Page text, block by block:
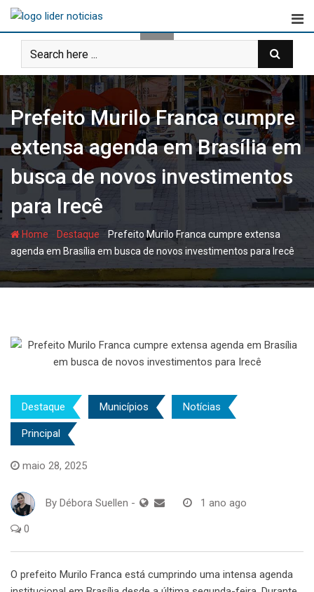
Skip
content
Prefeito Murilo Franca cumpre
extensa agenda em Brasília em
busca de novos investimentos
para Irecê
Home Destaque - Prefeito Murilo Franca cumpre extensa
agenda em Brasília em busca de novos investimentos para Irecê
Destaque Municípios Notícias
Principal
maio 28, 2025
By Débora Suellen - 1 ano ago
0
O prefeito Murilo Franca está cumprindo uma intensa agenda